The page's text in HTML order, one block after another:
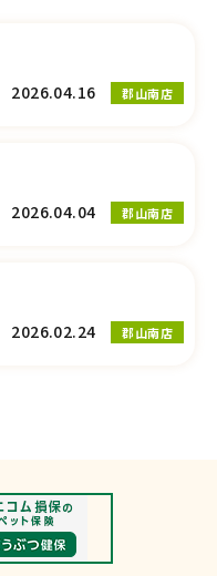
2026.04.16
郡山南店
2026.04.04
郡山南店
2026.02.24
郡山南店